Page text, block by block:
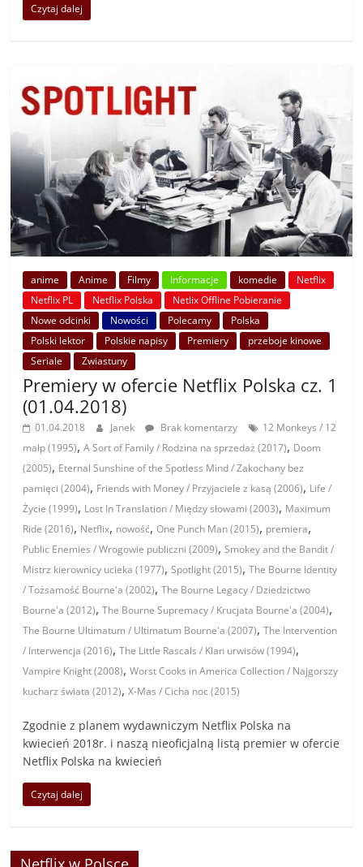
Czytaj dalej
anime Anime Filmy Informacje komedie
Netflix
Netflix PL
Netflix Polska
Netlix Offline Pobieranie
Nowe odcinki
Nowości Polecamy
Polska
Polski lektor
Polskie napisy Premiery
przeboje kinowe
Seriale
Zwiastuny
Premiery w ofercie Netflix Polska cz. 1
(01.04.2018)
01.04.2018 Janek Brak komentarzy
12 Monkeys / 12
małp (1995),A Sort of Family / Rodzina na sprzedaż (2017), Doom
(2005), Eternal Sunshine of the Spotless Mind / Zakochany bez
pamięci (2004), Friends with Money / Przyjaciele z kasą (2006), Life /
Życie (1999), Lost In Translation / Między słowami (2003), Maximum
Ride (2016), Netflix, nowość,One Punch Man (2015), premiera,
Public Enemies / Wrogowie publiczni (2009),Smokey and the Bandit /
Mistrz kierownicy ucieka (1977),Spotlight (2015),The Bourne Identity
/ Tożsamość Bourne'a (2002),The Bourne Legacy / Dziedzictwo
Bourne'a (2012),The Bourne Supremacy / Krucjata Bourne'a (2004),
The Bourne Ultimatum / Ultimatum Bourne'a (2007),The Intervention
/ Interwencja (2016),The Little Rascals / Klan urwisów (1994),
Vampire Knight (2008),Worst Cooks in America Collection / Najgorszy
kucharz świata (2012),X-Mas / Cicha noc (2015)
Zgodnie z planem wydawniczym Netflix Polska na
kwiecień 2018r. i naszą nieoficjalną listą premier w ofercie
Netflix Polska na kwiecień
Czytaj dalej